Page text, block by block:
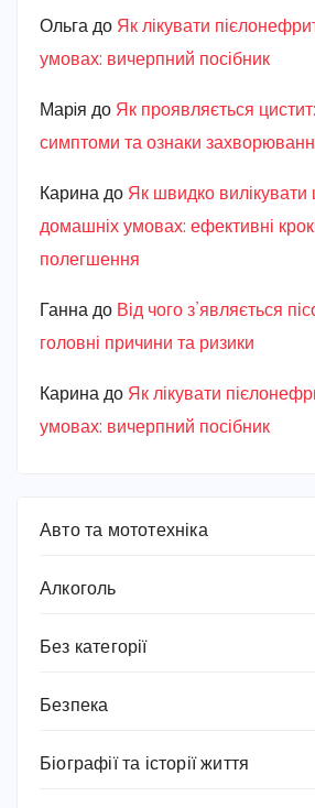
Ольга до Як лікувати
умовах: вичерпний посібник
Марiя до Як проявляється
симптоми та ознаки
Карина до Як швидко вилікувати
домашніх умовах: ефективні
полегшення
Ганна до Від чого з’являється
головні причини та ризики
Карина до Як лікувати
умовах: вичерпний посібник
Авто та мототехніка
Алкоголь
Без категорії
Безпека
Біографії та історії життя